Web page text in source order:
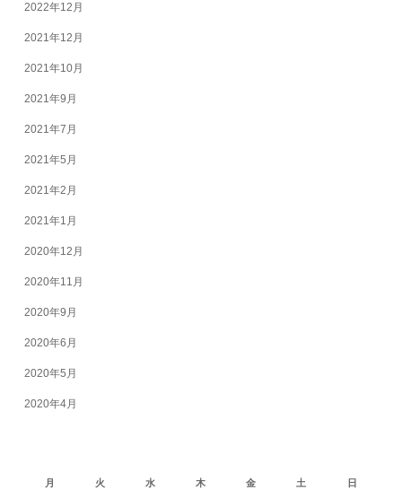
2022年12月
2021年12月
2021年10月
2021年9月
2021年7月
2021年5月
2021年2月
2021年1月
2020年12月
2020年11月
2020年9月
2020年6月
2020年5月
2020年4月
月
火 水 木 金 土 日